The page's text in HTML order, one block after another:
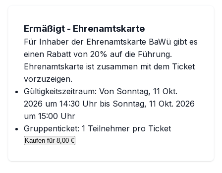
Ermäßigt - Ehrenamtskarte
Für Inhaber der Ehrenamtskarte BaWü gibt es
einen Rabatt von 20% auf die Führung.
Ehrenamtskarte ist zusammen mit dem Ticket
vorzuzeigen.
Gültigkeitszeitraum: Von Sonntag, 11 Okt.
2026 um 14:30 Uhr bis Sonntag, 11 Okt. 2026
um 15:00 Uhr
Gruppenticket: 1 Teilnehmer pro Ticket
Kaufen für 8,00 €